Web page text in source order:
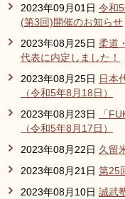
2023年09月01日 令和
(第3回)開催のお知らせ
2023年08月25日 柔道
代表に内定しました！
2023年08月25日
日本
（令和5年8月18日）
2023年08月23日
「
（令和5年8月17日）
2023年08月22日 久留
2023年08月21日 第25
2023年08月10日 誠武